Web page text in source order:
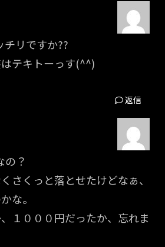
リですか??
テキトーっす(^^)
返信
？
さくっと落とせたけどなぁ、
な。
１０００円だったか、忘れま